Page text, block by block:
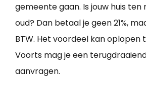
gemeente gaan. Is jouw huis ten
oud? Dan betaal je geen 21%,
BTW. Het voordeel kan oplopen
Voorts mag je een
aanvragen.